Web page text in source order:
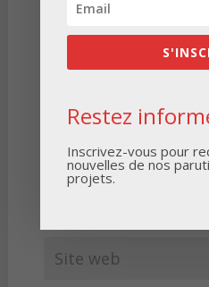
Restez
Inscrivez-vous pour
nouvelles de nos
projets.